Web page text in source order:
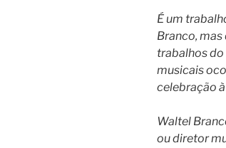
É um
Branco,
trabalhos
musicais
celebração
Waltel
ou diretor